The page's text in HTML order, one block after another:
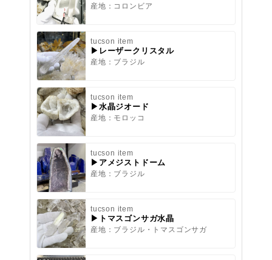
産地：コロンビア
tucson item
▶レーザークリスタル
産地：ブラジル
tucson item
▶水晶ジオード
産地：モロッコ
tucson item
▶アメジストドーム
産地：ブラジル
tucson item
▶トマスゴンサガ水晶
産地：ブラジル・トマスゴンサガ